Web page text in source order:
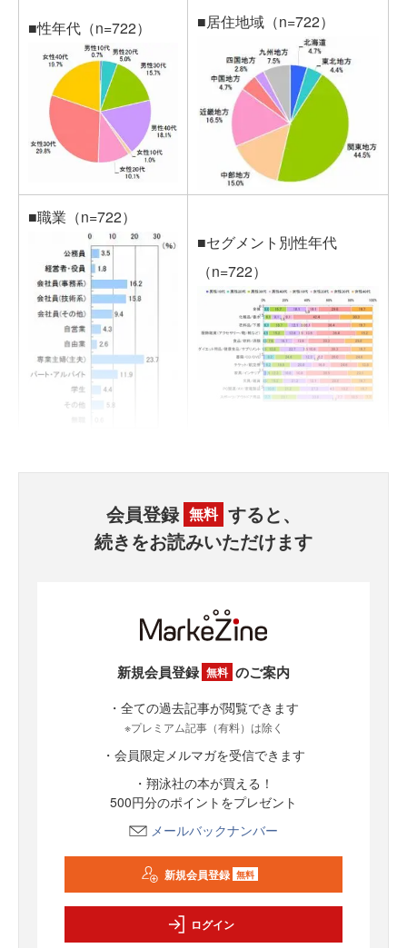
■性年代（n=722） ■居住地域（n=722）
■職業（n=722）
■セグメント別性年代
（n=722）
会員登録 無料 すると、
続きをお読みいただけます
新規会員登録 無料 のご案内
・全ての過去記事が閲覧できます
※プレミアム記事（有料）は除く
・会員限定メルマガを受信できます
・翔泳社の本が買える！
500円分のポイントをプレゼント
メールバックナンバー
新規会員登録 無料
ログイン